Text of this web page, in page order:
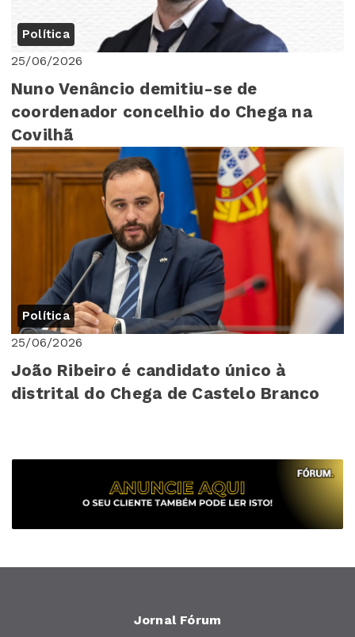
Política
25/06/2026
Nuno Venâncio demitiu-se de
coordenador concelhio do Chega na
Covilhã
Política
25/06/2026
João Ribeiro é candidato único à
distrital do Chega de Castelo Branco
Jornal Fórum